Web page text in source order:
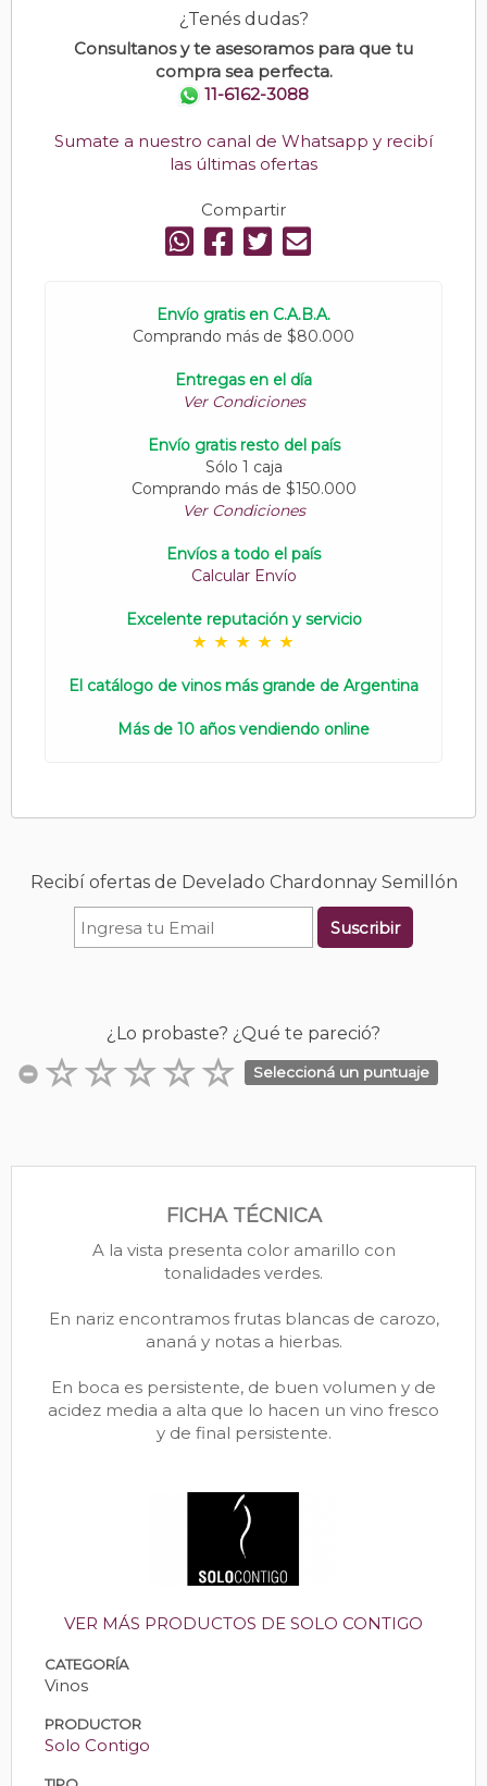
¿Tenés dudas?
Consultanos y te asesoramos para que tu
compra sea perfecta.
11-6162-3088
Sumate a nuestro canal de Whatsapp y recibí
las últimas ofertas
Compartir
Envío gratis en C.A.B.A.
Comprando más de $80.000
Entregas en el día
Ver Condiciones
Envío gratis resto del país
Sólo 1 caja
Comprando más de $150.000
Ver Condiciones
Envíos a todo el país
Calcular Envío
Excelente reputación y servicio
El catálogo de vinos más grande de Argentina
Más de 10 años vendiendo online
Recibí ofertas de Develado Chardonnay Semillón
Suscribir
¿Lo probaste? ¿Qué te pareció?
Seleccioná un puntuaje
FICHA TÉCNICA
A la vista presenta color amarillo con
tonalidades verdes.
En nariz encontramos frutas blancas de carozo,
ananá y notas a hierbas.
En boca es persistente, de buen volumen y de
acidez media a alta que lo hacen un vino fresco
y de final persistente.
VER MÁS PRODUCTOS DE SOLO CONTIGO
CATEGORÍA
Vinos
PRODUCTOR
Solo Contigo